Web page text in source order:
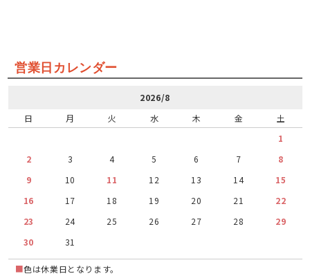
営業日カレンダー
2026/8
日
月 火 水 木 金
土
1
2
3 4 5 6 7
8
9
10 11 12 13 14
15
16
17 18 19 20 21
22
23
24 25 26 27 28
29
30
31
■色は休業日となります。